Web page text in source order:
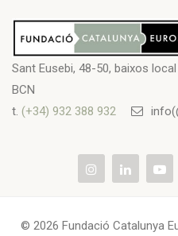
Sant Eusebi, 48-50, baixos
BCN
t. (+34) 932 388 932
© 2026 Fundació Catalunya